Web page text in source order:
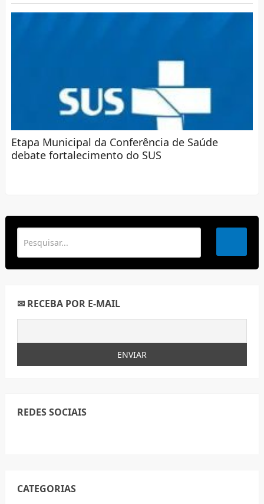
Etapa Municipal da Conferência de Saúde
debate fortalecimento do SUS
✉ RECEBA POR E-MAIL
REDES SOCIAIS
CATEGORIAS